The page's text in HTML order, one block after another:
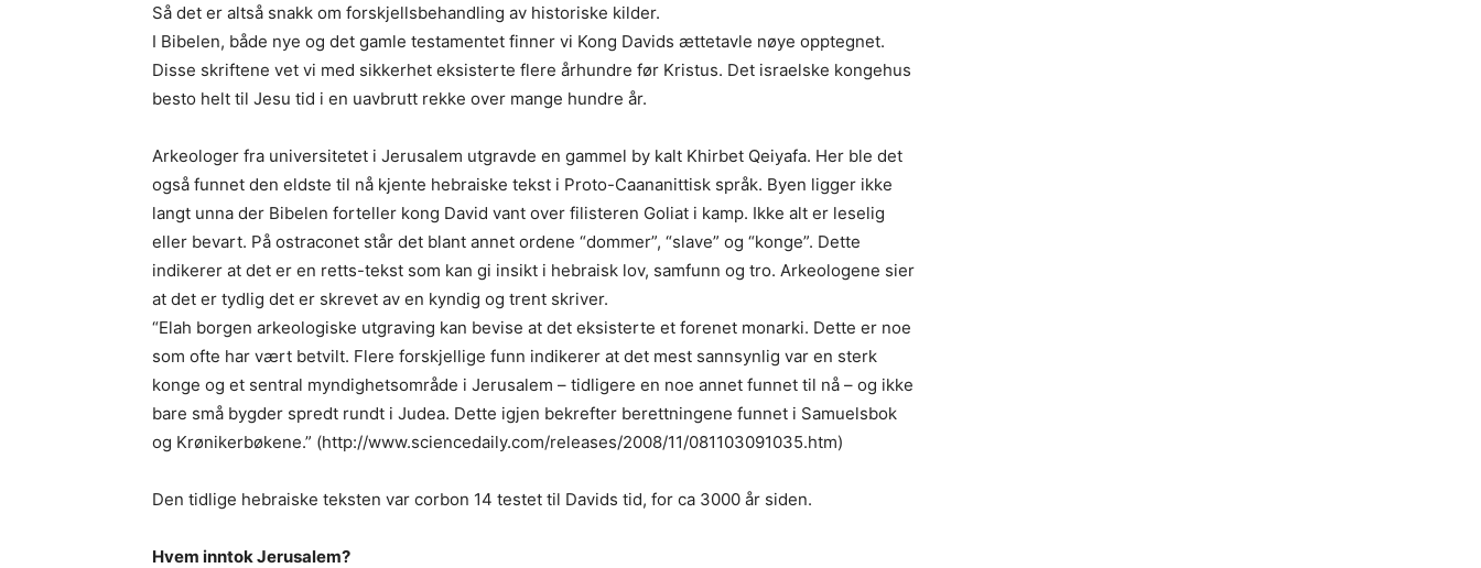
Så det er altså snakk om forskjellsbehandling av historiske kilder.
I Bibelen, både nye og det gamle testamentet finner vi Kong Davids ættetavle nøye opptegnet.
Disse skriftene vet vi med sikkerhet eksisterte flere århundre før Kristus. Det israelske kongehus
besto helt til Jesu tid i en uavbrutt rekke over mange hundre år.
Arkeologer fra universitetet i Jerusalem utgravde en gammel by kalt Khirbet Qeiyafa. Her ble det
også funnet den eldste til nå kjente hebraiske tekst i Proto-Caananittisk språk. Byen ligger ikke
langt unna der Bibelen forteller kong David vant over filisteren Goliat i kamp. Ikke alt er leselig
eller bevart. På ostraconet står det blant annet ordene “dommer”, “slave” og “konge”. Dette
indikerer at det er en retts-tekst som kan gi insikt i hebraisk lov, samfunn og tro. Arkeologene sier
at det er tydlig det er skrevet av en kyndig og trent skriver.
“Elah borgen arkeologiske utgraving kan bevise at det eksisterte et forenet monarki. Dette er noe
som ofte har vært betvilt. Flere forskjellige funn indikerer at det mest sannsynlig var en sterk
konge og et sentral myndighetsområde i Jerusalem – tidligere en noe annet funnet til nå – og ikke
bare små bygder spredt rundt i Judea. Dette igjen bekrefter berettningene funnet i Samuelsbok
og Krønikerbøkene.” (http://www.sciencedaily.com/releases/2008/11/081103091035.htm)
Den tidlige hebraiske teksten var corbon 14 testet til Davids tid, for ca 3000 år siden.
Hvem inntok Jerusalem?